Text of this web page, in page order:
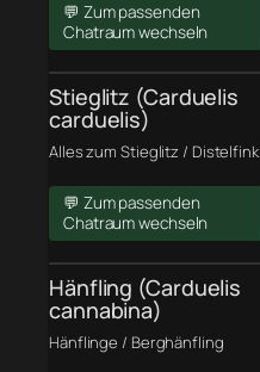
💬 Zum passenden
Chatraum wechseln
Stieglitz (Carduelis
carduelis)
Alles zum Stieglitz / Distelfink
💬 Zum passenden
Chatraum wechseln
Hänfling (Carduelis
cannabina)
Hänflinge / Berghänfling